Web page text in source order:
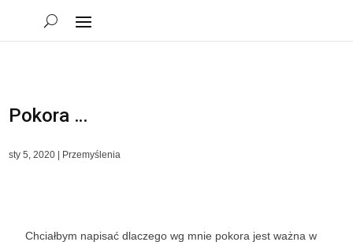
Pokora …
sty 5, 2020 Przemyślenia
Chciałbym napisać dlaczego wg mnie pokora jest ważna w